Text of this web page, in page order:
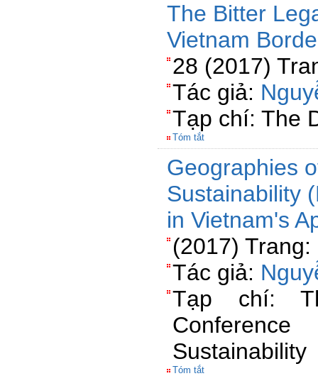
The Bitter
Vietnam
28 (2017)
Tác giả:
Tạp chí: The
Tóm tắt
Geographies
Sustainability
in Vietnam's
(2017) Trang:
Tác giả:
Tạp chí:
Sustainability
Tóm tắt